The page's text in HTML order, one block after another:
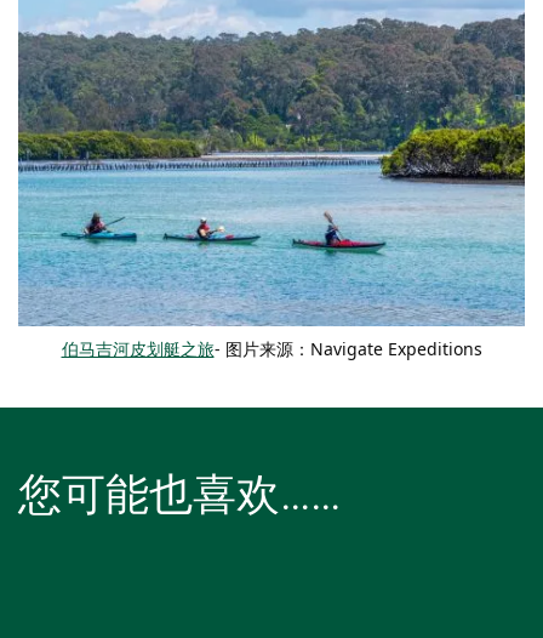
伯马吉河皮划艇之旅- 图片来源：Navigate Expeditions
您可能也喜欢……